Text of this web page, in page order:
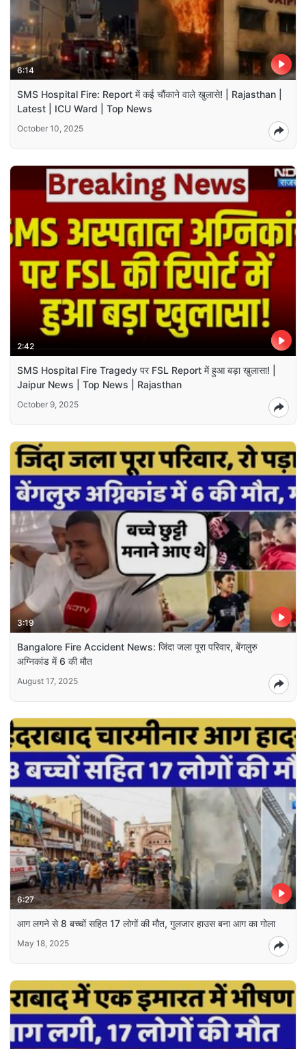
6:14
SMS Hospital Fire: Report में कई चौंकाने वाले खुलासे! | Rajasthan |
Latest | ICU Ward | Top News
October 10, 2025
2:42
SMS Hospital Fire Tragedy पर FSL Report में हुआ बड़ा खुलासा! |
Jaipur News | Top News | Rajasthan
October 9, 2025
3:19
Bangalore Fire Accident News: जिंदा जला पूरा परिवार, बेंगलुरु
अग्निकांड में 6 की मौत
August 17, 2025
6:27
आग लगने से 8 बच्चों सहित 17 लोगों की मौत, गुलजार हाउस बना आग का गोला
May 18, 2025